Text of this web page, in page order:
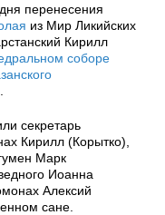
перенесения
из Мир Ликийских
Кирилл
соборе
секретарь
Кирилл (Корытко),
Марк
Иоанна
Алексий
сане.